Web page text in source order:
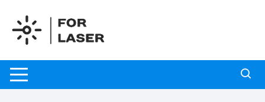
содержимому